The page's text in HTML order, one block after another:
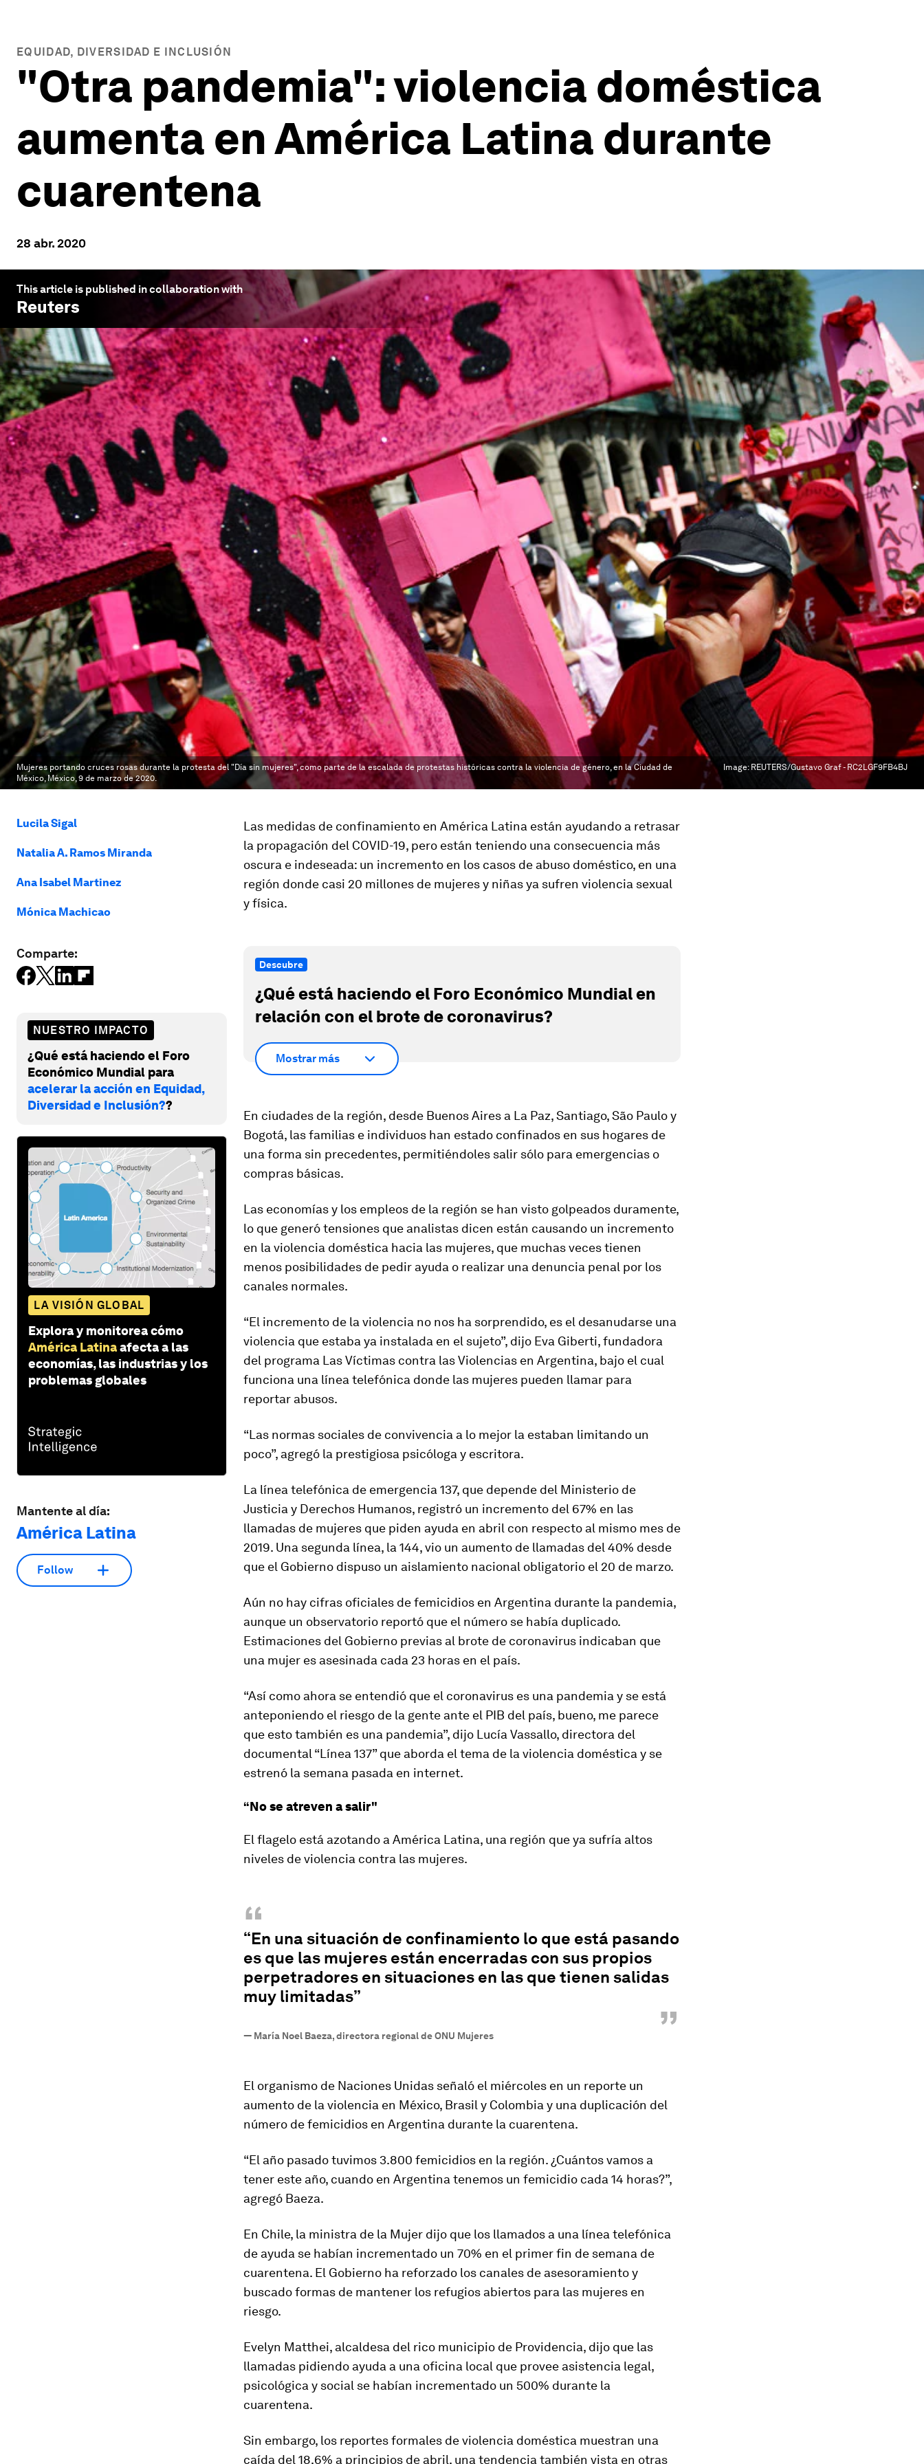
EQUIDAD, DIVERSIDAD E INCLUSIÓN
"Otra pandemia": violencia doméstica
aumenta en América Latina durante
cuarentena
28 abr. 2020
This article is published in collaboration with
Reuters
Mujeres portando cruces rosas durante la protesta del "Día sin mujeres", como parte de la escalada de protestas históricas contra la violencia de género, en la Ciudad de
México, México, 9 de marzo de 2020.
Image: REUTERS/Gustavo Graf - RC2LGF9FB4BJ
Lucila Sigal
Natalia A. Ramos Miranda
Ana Isabel Martinez
Mónica Machicao
Comparte:
NUESTRO IMPACTO
¿Qué está haciendo el Foro
Económico Mundial para
acelerar la acción en Equidad,
Diversidad e Inclusión??
LA VISIÓN GLOBAL
Explora y monitorea cómo
América Latinaafecta a las
economías, las industrias y los
problemas globales
Mantente al día:
América Latina
Follow
Las medidas de confinamiento en América Latina están ayudando a retrasar
la propagación del COVID-19, pero están teniendo una consecuencia más
oscura e indeseada: un incremento en los casos de abuso doméstico, en una
región donde casi 20 millones de mujeres y niñas ya sufren violencia sexual
y física.
Descubre
¿Qué está haciendo el Foro Económico Mundial en
relación con el brote de coronavirus?
Mostrar más
En ciudades de la región, desde Buenos Aires a La Paz, Santiago, São Paulo y
Bogotá, las familias e individuos han estado confinados en sus hogares de
una forma sin precedentes, permitiéndoles salir sólo para emergencias o
compras básicas.
Las economías y los empleos de la región se han visto golpeados duramente,
lo que generó tensiones que analistas dicen están causando un incremento
en la violencia doméstica hacia las mujeres, que muchas veces tienen
menos posibilidades de pedir ayuda o realizar una denuncia penal por los
canales normales.
“El incremento de la violencia no nos ha sorprendido, es el desanudarse una
violencia que estaba ya instalada en el sujeto”, dijo Eva Giberti, fundadora
del programa Las Víctimas contra las Violencias en Argentina, bajo el cual
funciona una línea telefónica donde las mujeres pueden llamar para
reportar abusos.
“Las normas sociales de convivencia a lo mejor la estaban limitando un
poco”, agregó la prestigiosa psicóloga y escritora.
La línea telefónica de emergencia 137, que depende del Ministerio de
Justicia y Derechos Humanos, registró un incremento del 67% en las
llamadas de mujeres que piden ayuda en abril con respecto al mismo mes de
2019. Una segunda línea, la 144, vio un aumento de llamadas del 40% desde
que el Gobierno dispuso un aislamiento nacional obligatorio el 20 de marzo.
Aún no hay cifras oficiales de femicidios en Argentina durante la pandemia,
aunque un observatorio reportó que el número se había duplicado.
Estimaciones del Gobierno previas al brote de coronavirus indicaban que
una mujer es asesinada cada 23 horas en el país.
“Así como ahora se entendió que el coronavirus es una pandemia y se está
anteponiendo el riesgo de la gente ante el PIB del país, bueno, me parece
que esto también es una pandemia”, dijo Lucía Vassallo, directora del
documental “Línea 137” que aborda el tema de la violencia doméstica y se
estrenó la semana pasada en internet.
“No se atreven a salir"
El flagelo está azotando a América Latina, una región que ya sufría altos
niveles de violencia contra las mujeres.
“
“En una situación de confinamiento lo que está pasando
es que las mujeres están encerradas con sus propios
perpetradores en situaciones en las que tienen salidas
muy limitadas”
”
— María Noel Baeza, directora regional de ONU Mujeres
El organismo de Naciones Unidas señaló el miércoles en un reporte un
aumento de la violencia en México, Brasil y Colombia y una duplicación del
número de femicidios en Argentina durante la cuarentena.
“El año pasado tuvimos 3.800 femicidios en la región. ¿Cuántos vamos a
tener este año, cuando en Argentina tenemos un femicidio cada 14 horas?”,
agregó Baeza.
En Chile, la ministra de la Mujer dijo que los llamados a una línea telefónica
de ayuda se habían incrementado un 70% en el primer fin de semana de
cuarentena. El Gobierno ha reforzado los canales de asesoramiento y
buscado formas de mantener los refugios abiertos para las mujeres en
riesgo.
Evelyn Matthei, alcaldesa del rico municipio de Providencia, dijo que las
llamadas pidiendo ayuda a una oficina local que provee asistencia legal,
psicológica y social se habían incrementado un 500% durante la
cuarentena.
Sin embargo, los reportes formales de violencia doméstica muestran una
caída del 18,6% a principios de abril, una tendencia también vista en otras